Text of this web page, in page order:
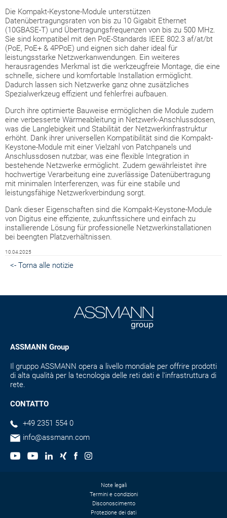
Die Kompakt-Keystone-Module unterstützen
Datenübertragungsraten von bis zu 10 Gigabit Ethernet
(10GBASE-T) und Übertragungsfrequenzen von bis zu 500 MHz.
Sie sind kompatibel mit den PoE-Standards IEEE 802.3 af/at/bt
(PoE, PoE+ & 4PPoE) und eignen sich daher ideal für
leistungsstarke Netzwerkanwendungen. Ein weiteres
herausragendes Merkmal ist die werkzeugfreie Montage, die eine
schnelle, sichere und komfortable Installation ermöglicht.
Dadurch lassen sich Netzwerke ganz ohne zusätzliches
Spezialwerkzeug effizient und fehlerfrei aufbauen.
Durch ihre optimierte Bauweise ermöglichen die Module zudem
eine verbesserte Wärmeableitung in Netzwerk-Anschlussdosen,
was die Langlebigkeit und Stabilität der Netzwerkinfrastruktur
erhöht. Dank ihrer universellen Kompatibilität sind die Kompakt-
Keystone-Module mit einer Vielzahl von Patchpanels und
Anschlussdosen nutzbar, was eine flexible Integration in
bestehende Netzwerke ermöglicht. Zudem gewährleistet ihre
hochwertige Verarbeitung eine zuverlässige Datenübertragung
mit minimalen Interferenzen, was für eine stabile und
leistungsfähige Netzwerkverbindung sorgt.
Dank dieser Eigenschaften sind die Kompakt-Keystone-Module
von Digitus eine effiziente, zukunftssichere und einfach zu
installierende Lösung für professionelle Netzwerkinstallationen
bei beengten Platzverhältnissen.
10.04.2025
<- Torna alle notizie
ASSMANN Group
Il gruppo ASSMANN opera a livello mondiale per offrire prodotti
di alta qualità per la tecnologia delle reti dati e l'infrastruttura di
rete.
CONTATTO
+49 2351 554 0
info@assmann.com
Note legali
Termini e condizioni
Disconoscimento
Protezione dei dati